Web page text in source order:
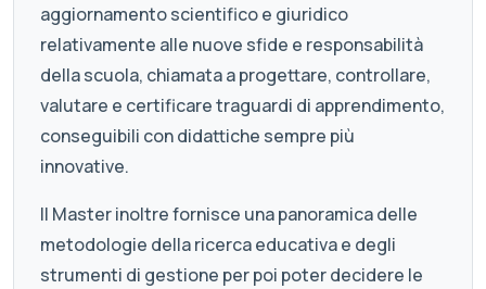
aggiornamento scientifico e giuridico
relativamente alle nuove sfide e responsabilità
della scuola, chiamata a progettare, controllare,
valutare e certificare traguardi di apprendimento,
conseguibili con didattiche sempre più
innovative.
Il Master inoltre fornisce una panoramica delle
metodologie della ricerca educativa e degli
strumenti di gestione per poi poter decidere le